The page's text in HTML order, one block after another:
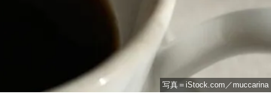
写真＝iStock.com／muccarina